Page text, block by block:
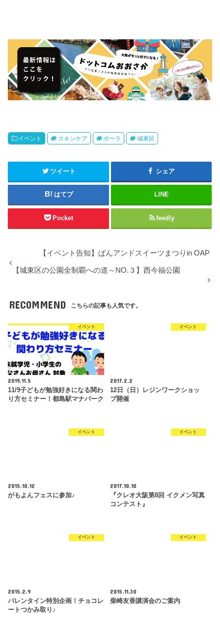
イベント スキンケア ポーラ 城東区
ツイート シェア
はてブ LINE
Pocket feedly
【イベント告知】ぱんアンドスイーツまつりin OAP
【城東区の公園全制覇への道～NO.３】西今福公園
RECOMMEND こちらの記事も人気です。
イベント
2019.11.5
11/9子どもが勉強好きになる関わ
り方セミナー！都島駅マナパーク
イベント
2017.2.2
12日（日）レジンワークショッ
プ開催
イベント
2015.10.12
がもよんフェスに参加♪
イベント
2017.10.10
『クレオ大阪第8回 イクメン写真
コンテスト』
イベント
2015.2.9
バレンタイン特別企画！チョコレ
ートつかみ取り♪
イベント
2015.11.30
柴崎友香講演会のご案内